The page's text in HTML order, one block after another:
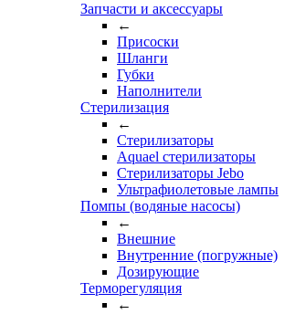
Запчасти и аксессуары
←
Присоски
Шланги
Губки
Наполнители
Стерилизация
←
Стерилизаторы
Aquael стерилизаторы
Стерилизаторы Jebo
Ультрафиолетовые лампы
Помпы (водяные насосы)
←
Внешние
Внутренние (погружные)
Дозирующие
Терморегуляция
←